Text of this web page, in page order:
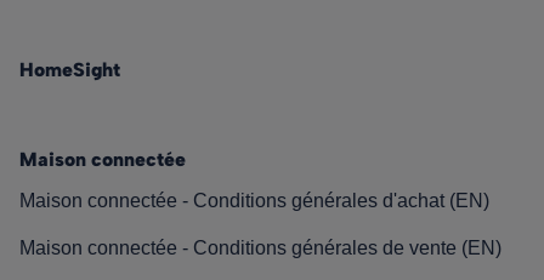
HomeSight
Maison connectée
Maison connectée - Conditions générales d'achat (EN)
Maison connectée - Conditions générales de vente (EN)